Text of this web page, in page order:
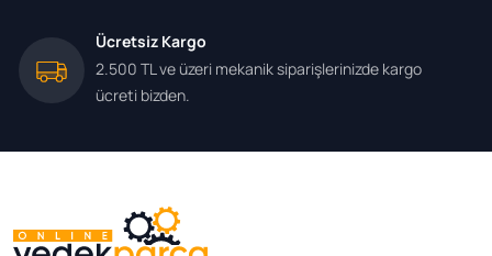
Ücretsiz Kargo
2.500 TL ve üzeri mekanik siparişlerinizde kargo
ücreti bizden.